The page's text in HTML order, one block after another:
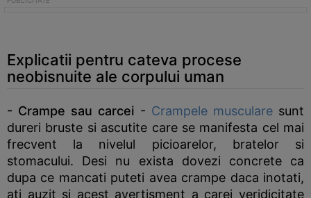
Explicatii pentru cateva procese
neobisnuite ale corpului uman
- Crampe sau carcei - Crampele muscularesunt
dureri bruste si ascutite care se manifesta cel mai
frecvent la nivelul picioarelor, bratelor si
stomacului. Desi nu exista dovezi concrete ca
dupa ce mancati puteti avea crampe daca inotati,
ati auzit si acest avertisment a carei veridicitate